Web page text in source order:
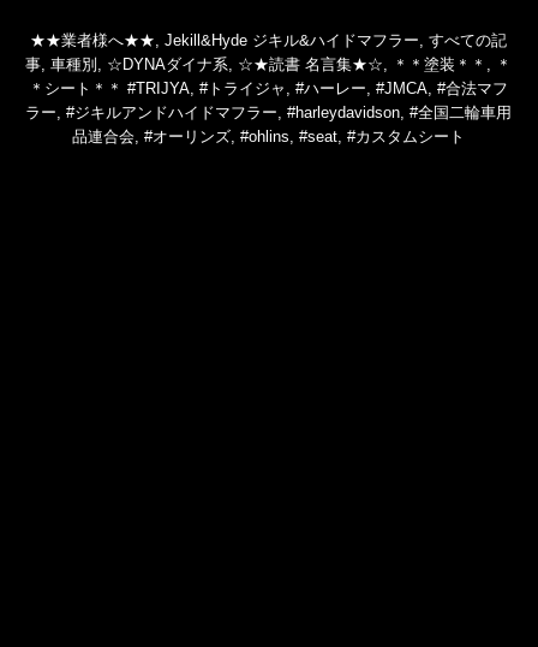
★★業者様へ★★,Jekill&Hyde ジキル&ハイドマフラー,すべての記
事,車種別 , ☆DYNAダイナ系, ☆★読書 名言集★☆, ＊＊塗装＊＊ , ＊
＊シート＊＊ #TRIJYA,#トライジャ ,#ハーレー,#JMCA,#合法マフ
ラー,#ジキルアンドハイドマフラー,#harleydavidson,#全国二輪車用
品連合会,#オーリンズ,#ohlins,#seat,#カスタムシート